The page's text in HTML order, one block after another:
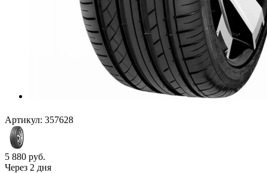
Артикул: 357628
5 880 руб.
Через 2 дня